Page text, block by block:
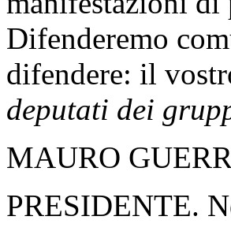
Difenderemo
difendere: il
deputati dei
MAURO
PRESIDENTE.